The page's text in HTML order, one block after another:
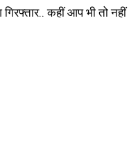
कहीं आप भी तो नहीं